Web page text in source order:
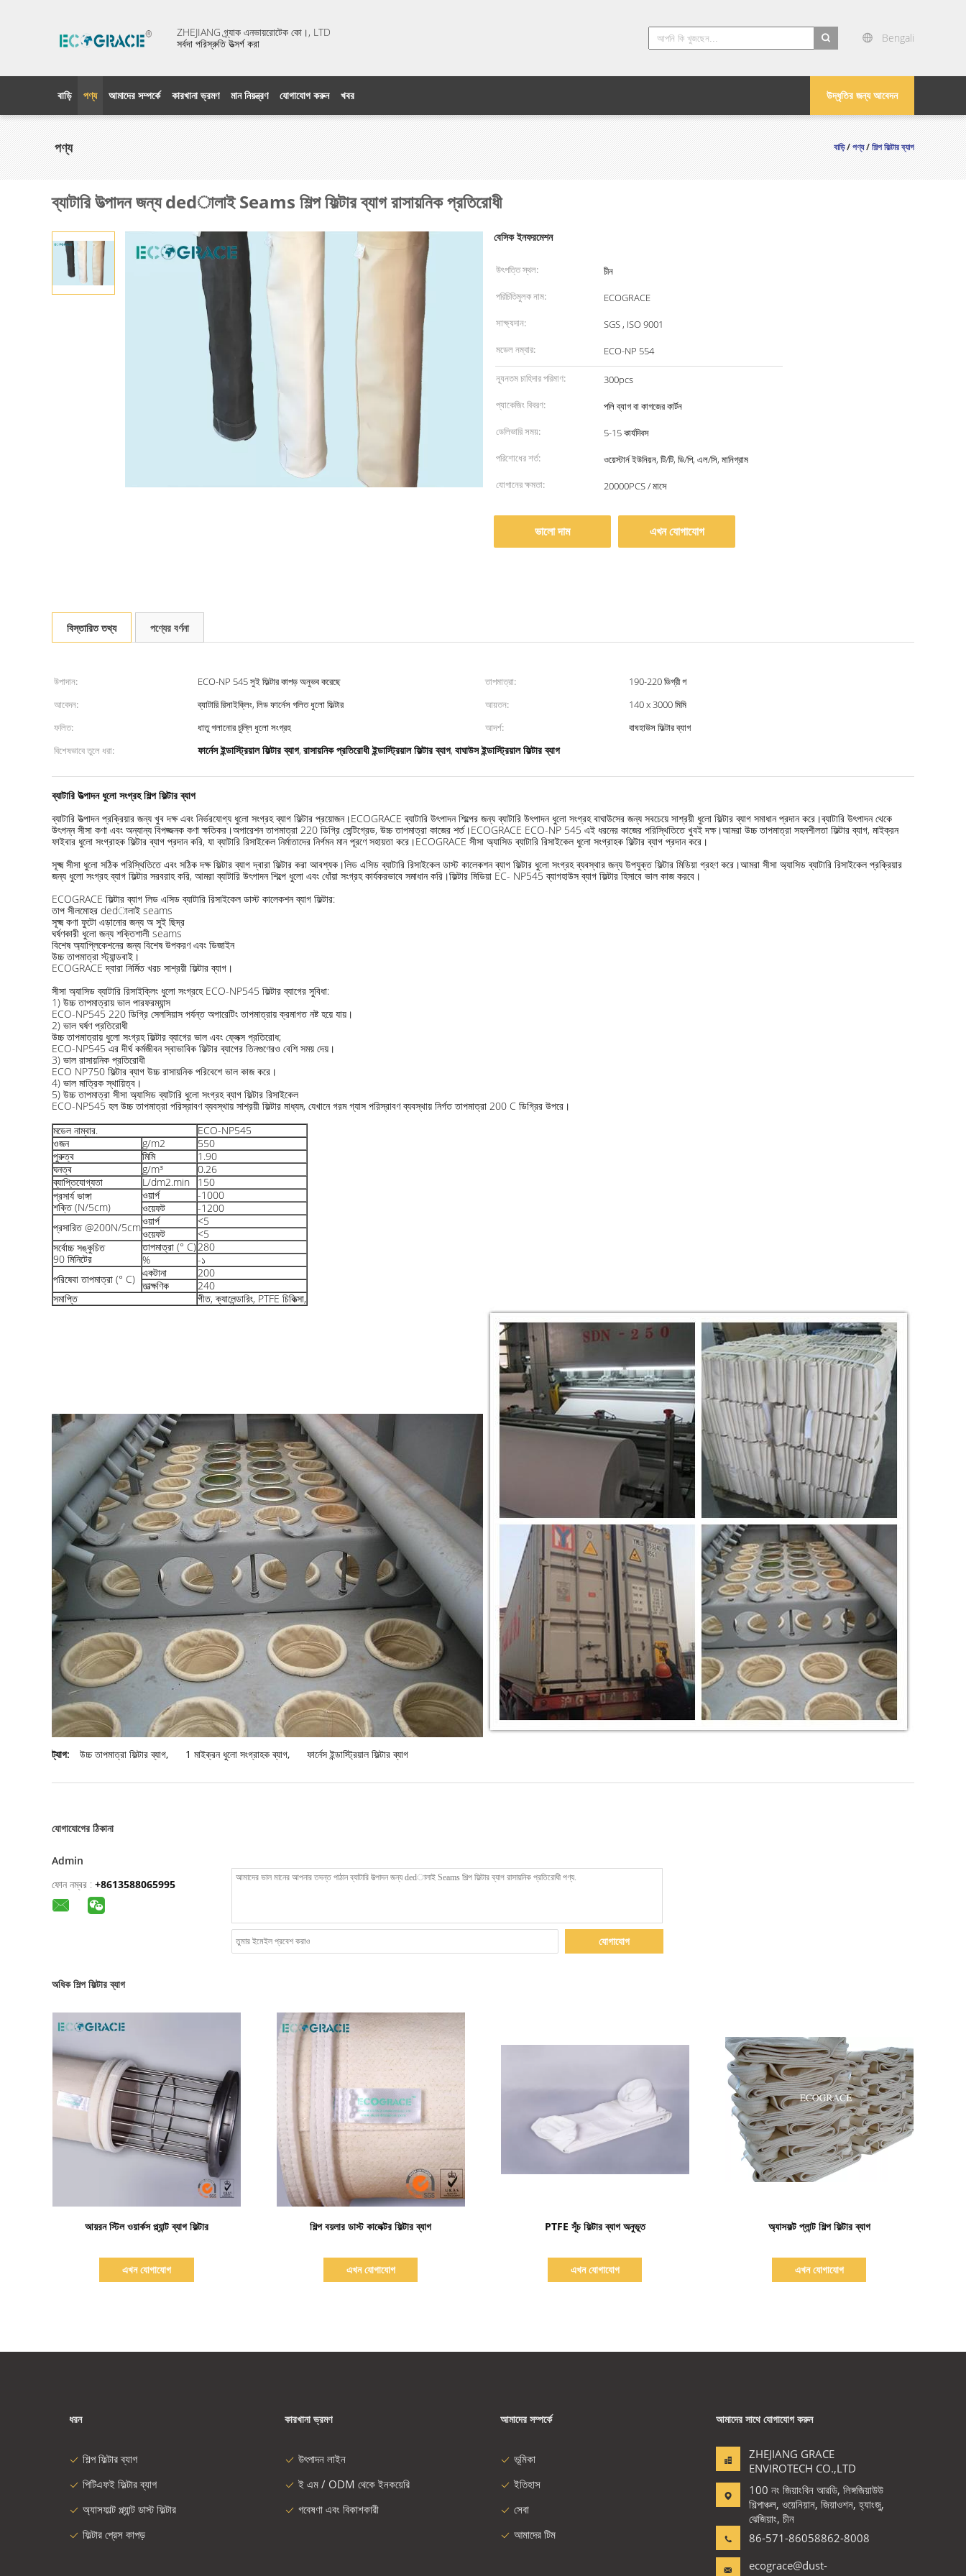
ZHEJIANG গ্র্যাক এনভায়রোটেক কো।, LTD
সর্বদা পরিস্রুতি উত্সর্গ করা
Bengali
উদ্ধৃতির জন্য আবেদন
বাড়ি পণ্য আমাদের সম্পর্কে কারখানা ভ্রমণ মান নিয়ন্ত্রণ যোগাযোগ করুন খবর
পণ্য বাড়ি/পণ্য/শিল্প ফিল্টার ব্যাগ
ব্যাটারি উত্পাদন জন্য dedালাই Seams শিল্প ফিল্টার ব্যাগ রাসায়নিক প্রতিরোধী
বেসিক ইনফরমেশন
উৎপত্তি স্থল:
চীন
পরিচিতিমুলক নাম:
ECOGRACE
সাক্ষ্যদান:
SGS , ISO 9001
মডেল নম্বার:
ECO-NP 554
ন্যূনতম চাহিদার পরিমাণ:
300pcs
প্যাকেজিং বিবরণ:
পলি ব্যাগ বা কাগজের কার্টন
ডেলিভারি সময়:
5-15 কার্যদিবস
পরিশোধের শর্ত:
ওয়েস্টার্ন ইউনিয়ন, টি/টি, ডি/পি, এল/সি, মানিগ্রাম
যোগানের ক্ষমতা:
20000PCS / মাসে
ভালো দাম এখন যোগাযোগ
বিস্তারিত তথ্য পণ্যের বর্ণনা
উপাদান: ECO-NP 545 সুই ফিল্টার কাপড় অনুভব করেছে তাপমাত্রা:
190-220 ডিগ্রী গ
আবেদন:
ব্যাটারি রিসাইক্লিং, লিড ফার্নেস গলিত ধুলো ফিল্টার আয়তন:
140 x 3000 মিমি
ফলিত:
ধাতু গলানোর চুল্লি ধুলো সংগ্রহ আদর্শ:
বাঘহাউস ফিল্টার ব্যাগ
বিশেষভাবে তুলে ধরা:
ফার্নেস ইন্ডাস্ট্রিয়াল ফিল্টার ব্যাগ, রাসায়নিক প্রতিরোধী ইন্ডাস্ট্রিয়াল ফিল্টার ব্যাগ, বাঘাউস ইন্ডাস্ট্রিয়াল ফিল্টার ব্যাগ
ব্যাটারি উত্পাদন ধুলো সংগ্রহ শিল্প ফিল্টার ব্যাগ
ব্যাটারি উত্পাদন প্রক্রিয়ার জন্য খুব দক্ষ এবং নির্ভরযোগ্য ধুলো সংগ্রহ ব্যাগ ফিল্টার প্রয়োজন।ECOGRACE ব্যাটারি উৎপাদন শিল্পের জন্য ব্যাটারি উৎপাদন ধুলো সংগ্রহ বাঘাউসের জন্য সবচেয়ে সাশ্রয়ী ধুলো ফিল্টার ব্যাগ সমাধান প্রদান করে।ব্যাটারি উৎপাদন থেকে
উৎপন্ন সীসা কণা এবং অন্যান্য বিপজ্জনক কণা ক্ষতিকর।অপারেশন তাপমাত্রা 220 ডিগ্রি সেন্টিগ্রেড, উচ্চ তাপমাত্রা কাজের শর্ত।ECOGRACE ECO-NP 545 এই ধরনের কাজের পরিস্থিতিতে খুবই দক্ষ।আমরা উচ্চ তাপমাত্রা সহনশীলতা ফিল্টার ব্যাগ, মাইক্রন
ফাইবার ধুলো সংগ্রাহক ফিল্টার ব্যাগ প্রদান করি, যা ব্যাটারি রিসাইকেল নির্মাতাদের নির্গমন মান পূরণে সহায়তা করে।ECOGRACE সীসা অ্যাসিড ব্যাটারি রিসাইকেল ধুলো সংগ্রাহক ফিল্টার ব্যাগ প্রদান করে।
সূক্ষ্ম সীসা ধুলো সঠিক পরিস্থিতিতে এবং সঠিক দক্ষ ফিল্টার ব্যাগ দ্বারা ফিল্টার করা আবশ্যক।লিড এসিড ব্যাটারি রিসাইকেল ডাস্ট কালেকশন ব্যাগ ফিল্টার ধুলো সংগ্রহ ব্যবস্থার জন্য উপযুক্ত ফিল্টার মিডিয়া গ্রহণ করে।আমরা সীসা অ্যাসিড ব্যাটারি রিসাইকেল প্রক্রিয়ার
জন্য ধুলো সংগ্রহ ব্যাগ ফিল্টার সরবরাহ করি, আমরা ব্যাটারি উৎপাদন শিল্পে ধুলো এবং ধোঁয়া সংগ্রহ কার্যকরভাবে সমাধান করি।ফিল্টার মিডিয়া EC- NP545 ব্যাগহাউস ব্যাগ ফিল্টার হিসাবে ভাল কাজ করবে।
ECOGRACE ফিল্টার ব্যাগ লিড এসিড ব্যাটারি রিসাইকেল ডাস্ট কালেকশন ব্যাগ ফিল্টার:
তাপ সীলমোহর dedালাই seams
সূক্ষ্ম কণা ফুটো এড়ানোর জন্য অ সুই ছিদ্র
ঘর্ষণকারী ধুলো জন্য শক্তিশালী seams
বিশেষ অ্যাপ্লিকেশনের জন্য বিশেষ উপকরণ এবং ডিজাইন
উচ্চ তাপমাত্রা স্ট্যান্ডবাই।
ECOGRACE দ্বারা নির্মিত খরচ সাশ্রয়ী ফিল্টার ব্যাগ।
সীসা অ্যাসিড ব্যাটারি রিসাইক্লিং ধুলো সংগ্রহে ECO-NP545 ফিল্টার ব্যাগের সুবিধা:
1) উচ্চ তাপমাত্রায় ভাল পারফরম্যান্স
ECO-NP545 220 ডিগ্রি সেলসিয়াস পর্যন্ত অপারেটিং তাপমাত্রায় ক্রমাগত নষ্ট হয়ে যায়।
2) ভাল ঘর্ষণ প্রতিরোধী
উচ্চ তাপমাত্রায় ধুলো সংগ্রহ ফিল্টার ব্যাগের ভাল এবং ফ্লেক্স প্রতিরোধ;
ECO-NP545 এর দীর্ঘ কর্মজীবন স্বাভাবিক ফিল্টার ব্যাগের তিনগুণেরও বেশি সময় দেয়।
3) ভাল রাসায়নিক প্রতিরোধী
ECO NP750 ফিল্টার ব্যাগ উচ্চ রাসায়নিক পরিবেশে ভাল কাজ করে।
4) ভাল মাত্রিক স্থায়িত্ব।
5) উচ্চ তাপমাত্রা সীসা অ্যাসিড ব্যাটারি ধুলো সংগ্রহ ব্যাগ ফিল্টার রিসাইকেল
ECO-NP545 হল উচ্চ তাপমাত্রা পরিস্রাবণ ব্যবস্থায় সাশ্রয়ী ফিল্টার মাধ্যম, যেখানে গরম গ্যাস পরিস্রাবণ ব্যবস্থায় নির্গত তাপমাত্রা 200 C ডিগ্রির উপরে।
মডেল নাম্বার.
ECO-NP545
ওজন
g/m2
550
পুরুত্ব
মিমি
1.90
ঘনত্ব
g/m³
0.26
ব্যাপ্তিযোগ্যতা
L/dm2.min
150
প্রসার্য ভাঙ্গা
শক্তি (N/5cm)
ওয়ার্প
-1000
ওয়েফট
-1200
প্রসারিত @200N/5cmওয়ার্প
<5
ওয়েফট
<5
সর্বোচ্চ সঙ্কুচিত
90 মিনিটের
তাপমাত্রা (° C)280
%
-১
পরিষেবা তাপমাত্রা (° C) একটানা
200
তাত্ক্ষণিক
240
সমাপ্তি
গীত, ক্যালেন্ডারিং, PTFE চিকিত্সা,
ট্যাগ: উচ্চ তাপমাত্রা ফিল্টার ব্যাগ, 1 মাইক্রন ধুলো সংগ্রাহক ব্যাগ, ফার্নেস ইন্ডাস্ট্রিয়াল ফিল্টার ব্যাগ
যোগাযোগের ঠিকানা
Admin
ফোন নম্বর : +8613588065995
যোগাযোগ
অধিক শিল্প ফিল্টার ব্যাগ
বিস্তারিত দেখাও
আয়রন স্টিল ওয়ার্কস প্ল্যান্ট ব্যাগ ফিল্টার
এখন যোগাযোগ
শিল্প বয়লার ডাস্ট কালেক্টর ফিল্টার ব্যাগ
এখন যোগাযোগ
PTFE সূঁচ ফিল্টার ব্যাগ অনুভূত
এখন যোগাযোগ
অ্যাসফল্ট প্লান্ট শিল্প ফিল্টার ব্যাগ
এখন যোগাযোগ
ধরন
শিল্প ফিল্টার ব্যাগ
পিটিএফই ফিল্টার ব্যাগ
অ্যাসফাল্ট প্ল্যান্ট ডাস্ট ফিল্টার
ফিল্টার প্রেস কাপড়
কারখানা ভ্রমণ
উৎপাদন লাইন
ই এম / ODM থেকে ইনকয়েরি
গবেষণা এবং বিকাশকারী
আমাদের সম্পর্কে
ভূমিকা
ইতিহাস
সেবা
আমাদের টিম
আমাদের সাথে যোগাযোগ করুন
ZHEJIANG GRACE
ENVIROTECH CO.,LTD
100 নং জিয়াংবিন আরডি, লিঙ্গজিয়াউউ
শিল্পাঞ্চল, ওয়েনিয়ান, জিয়াওশন, হ্যাংজু,
ঝেজিয়াং, চীন
86-571-86058862-8008
ecograce@dust-